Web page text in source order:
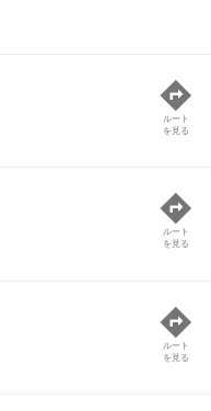
ルート
を見る
ルート
を見る
ルート
を見る